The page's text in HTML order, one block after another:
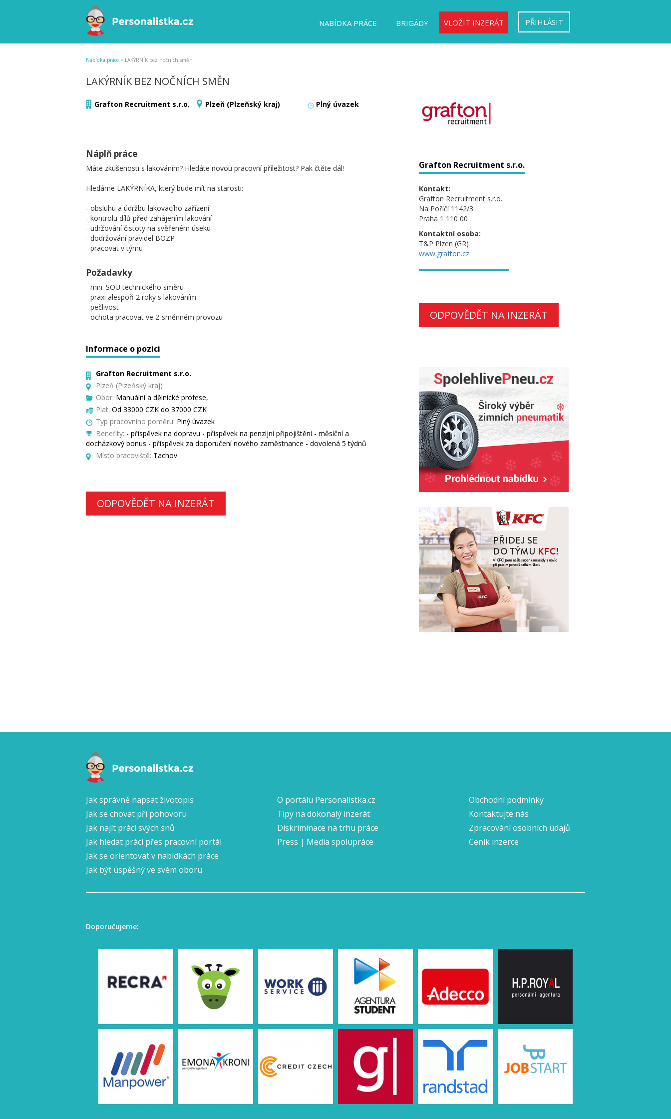
NABÍDKA PRÁCE BRIGÁDY VLOŽIT INZERÁT PŘIHLÁSIT
Nabídka práce > LAKÝRNÍK bez nočních směn
LAKÝRNÍK BEZ NOČNÍCH SMĚN
Grafton Recruitment s.r.o. Plzeň (Plzeňský kraj) Plný úvazek
Náplň práce
Máte zkušenosti s lakováním? Hledáte novou pracovní příležitost? Pak čtěte dál!
Hledáme LAKÝRNÍKA, který bude mít na starosti:
- obsluhu a údržbu lakovacího zařízení
- kontrolu dílů před zahájením lakování
- udržování čistoty na svěřeném úseku
- dodržování pravidel BOZP
- pracovat v týmu
Požadavky
- min. SOU technického směru
- praxi alespoň 2 roky s lakováním
- pečlivost
- ochota pracovat ve 2-směnném provozu
Informace o pozici
Grafton Recruitment s.r.o.
Plzeň (Plzeňský kraj)
Obor: Manuální a dělnické profese,
Plat: Od 33000 CZK do 37000 CZK
Typ pracovního poměru: Plný úvazek
Benefity: - příspěvek na dopravu - příspěvek na penzijní připojištění - měsíční a
docházkový bonus - příspěvek za doporučení nového zaměstnance - dovolená 5 týdnů
Místo pracoviště: Tachov
ODPOVĚDĚT NA INZERÁT
Grafton Recruitment s.r.o.
Kontakt:
Grafton Recruitment s.r.o.
Na Poříčí 1142/3
Praha 1 110 00
Kontaktní osoba:
T&P Plzen (GR)
www.grafton.cz
ODPOVĚDĚT NA INZERÁT
Jak správně napsat životopis
Jak se chovat při pohovoru
Jak najít práci svých snů
Jak hledat práci přes pracovní portál
Jak se orientovat v nabídkách práce
Jak být úspěšný ve svém oboru
O portálu Personalistka.cz
Tipy na dokonalý inzerát
Diskriminace na trhu práce
Press | Media spolupráce
Obchodní podmínky
Kontaktujte nás
Zpracování osobních údajů
Ceník inzerce
Doporučujeme: